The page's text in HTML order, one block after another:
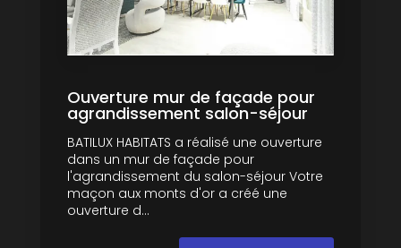
Ouverture mur de façade pour
agrandissement salon-séjour
BATILUX HABITATS a réalisé une ouverture
dans un mur de façade pour
l'agrandissement du salon-séjour Votre
maçon aux monts d'or a créé une
ouverture d...